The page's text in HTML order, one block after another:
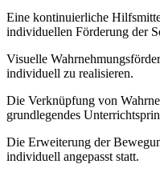
Eine kontinuierliche
individuellen Förderung der
Visuelle
individuell zu realisieren.
Die Verknüpfung von
grundlegendes
Die Erweiterung der
individuell angepasst statt.